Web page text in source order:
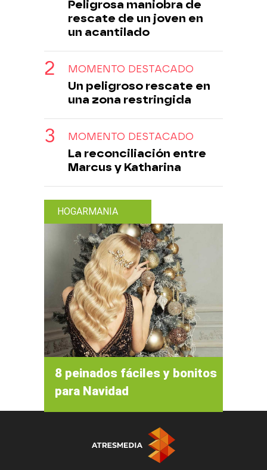
Peligrosa maniobra de
rescate de un joven en
un acantilado
MOMENTO DESTACADO
Un peligroso rescate en
una zona restringida
MOMENTO DESTACADO
La reconciliación entre
Marcus y Katharina
HOGARMANIA
8 peinados fáciles y bonitos
para Navidad